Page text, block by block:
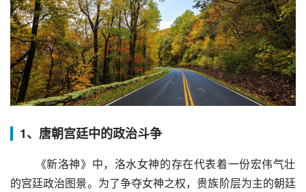
1、唐朝宫廷中的政治斗争
的宫廷政治图景。为了争夺女神之权，贵族阶层为主的朝廷